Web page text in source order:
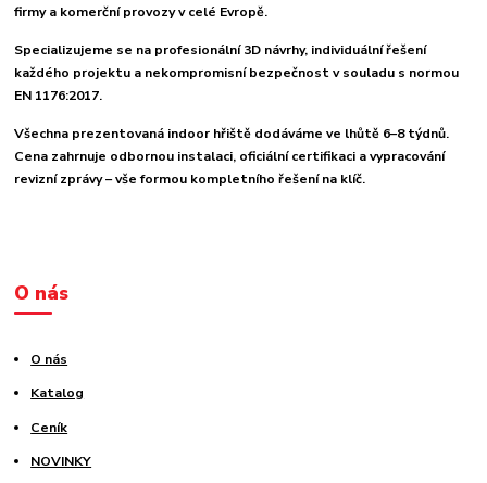
firmy a komerční provozy v celé Evropě.
Specializujeme se na profesionální 3D návrhy, individuální řešení
každého projektu a nekompromisní bezpečnost v souladu s normou
EN 1176:2017.
Všechna prezentovaná indoor hřiště dodáváme ve lhůtě 6–8 týdnů.
Cena zahrnuje odbornou instalaci, oficiální certifikaci a vypracování
revizní zprávy – vše formou kompletního řešení na klíč.
O nás
O nás
Katalog
Ceník
NOVINKY